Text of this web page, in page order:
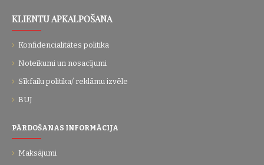
KLIENTU APKALPOŠANA
Konfidencialitātes politika
Noteikumi un nosacījumi
Sīkfailu politika/ reklāmu izvēle
BUJ
PĀRDOŠANAS INFORMĀCIJA
Maksājumi